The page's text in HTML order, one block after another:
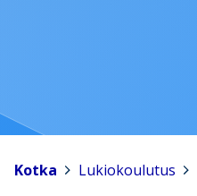
Kotka Lukiokoulutus